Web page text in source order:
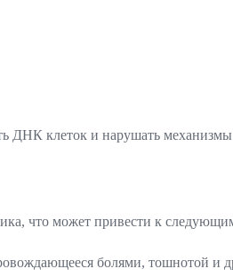
ДНК клеток и нарушать
что может привести к
болями, тошнотой и